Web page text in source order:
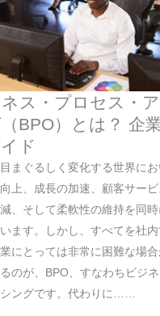
ネス・プロセス・
BPO）とは？ 企
ド
まぐるしく変化する世界にお
上、成長の加速、顧客サー
、そして柔軟性の維持を同
ます。しかし、すべてを社
にとっては非常に困難な場
のが、BPO、すなわちビジ
シングです。代わりに……